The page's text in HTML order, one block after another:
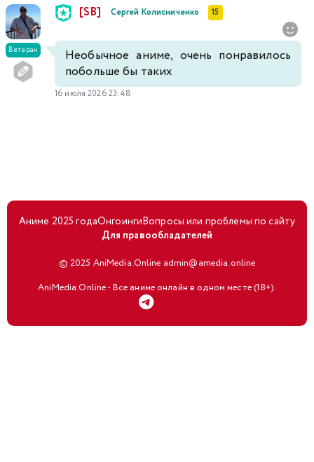
Ветеран
[SB] Сергей Колисниченко 15
Необычное аниме, очень понравилось
побольше бы таких
16 июля 2026 23:48
Аниме 2025 годаОнгоингиВопросы или проблемы по сайту
Для правообладателей
© 2025 AniMedia.Online admin@amedia.online
AniMedia.Online - Все аниме онлайн в одном месте (18+).